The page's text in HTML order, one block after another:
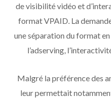
de visibilité vidéo et
format VPAID. La
une séparation du format
l’adserving,
Malgré la préférence des
leur permettait